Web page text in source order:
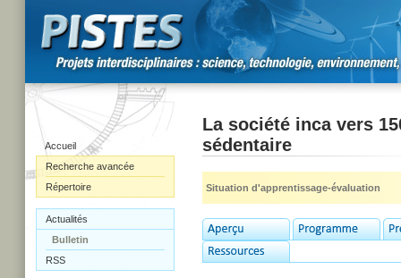
Accueil
Recherche avancée
Répertoire
Actualités
Bulletin
RSS
La société inca vers
sédentaire
Situation d'apprentissage-évaluation